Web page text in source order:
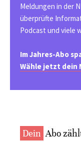
Meldungen in der
überprüfte
Podcast und viele
Im Jahres-Abo
Wähle jetzt dein
Dein Abo